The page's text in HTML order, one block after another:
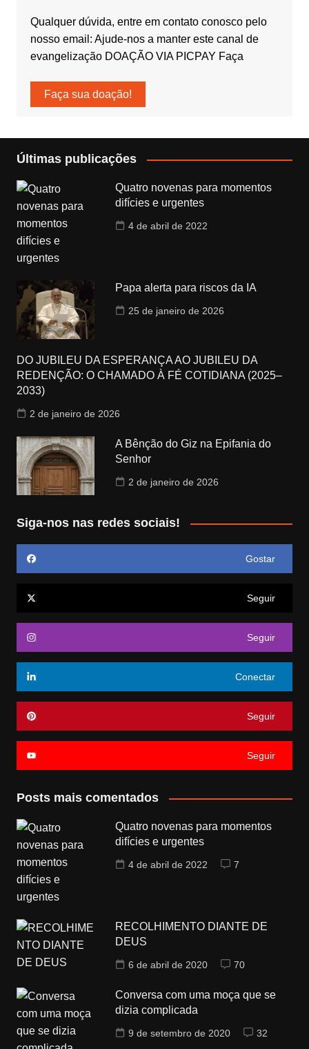
Qualquer dúvida, entre em contato conosco pelo
nosso email: Ajude-nos a manter este canal de
evangelização DOAÇÃO VIA PICPAY Faça
Faça sua doação!
Últimas publicações
Quatro novenas para momentos
difícies e urgentes
4 de abril de 2022
Papa alerta para riscos da IA
25 de janeiro de 2026
DO JUBILEU DA ESPERANÇA AO JUBILEU DA
REDENÇÃO: O CHAMADO À FÉ COTIDIANA (2025–
2033)
2 de janeiro de 2026
A Bênção do Giz na Epifania do
Senhor
2 de janeiro de 2026
Siga-nos nas redes sociais!
Gostar
Seguir
Seguir
Conectar
Seguir
Seguir
Posts mais comentados
Quatro novenas para momentos
difícies e urgentes
4 de abril de 2022 7
RECOLHIMENTO DIANTE DE
DEUS
6 de abril de 2020 70
Conversa com uma moça que se
dizia complicada
9 de setembro de 2020 32